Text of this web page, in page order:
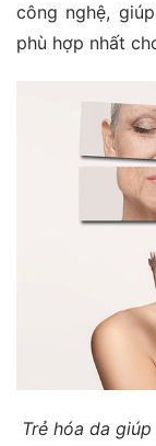
công nghệ,
phù hợp nhất
Trẻ hóa da